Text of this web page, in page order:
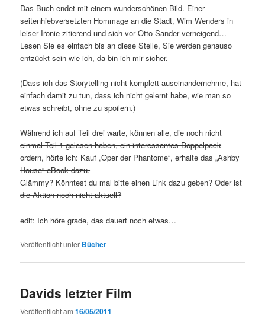
Das Buch endet mit einem wunderschönen Bild. Einer
seitenhiebversetzten Hommage an die Stadt, Wim Wenders in
leiser Ironie zitierend und sich vor Otto Sander verneigend…
Lesen Sie es einfach bis an diese Stelle, Sie werden genauso
entzückt sein wie ich, da bin ich mir sicher.
(Dass ich das Storytelling nicht komplett auseinandernehme, hat
einfach damit zu tun, dass ich nicht gelernt habe, wie man so
etwas schreibt, ohne zu spoilern.)
Während ich auf Teil drei warte, können alle, die noch nicht
einmal Teil 1 gelesen haben, ein interessantes Doppelpack
ordern, hörte ich: Kauf „Oper der Phantome“, erhalte das „Ashby
House“-eBook dazu.
Glämmy? Könntest du mal bitte einen Link dazu geben? Oder ist
die Aktion noch nicht aktuell?
edit: Ich höre grade, das dauert noch etwas…
Veröffentlicht unter Bücher
Davids letzter Film
Veröffentlicht am16/05/2011